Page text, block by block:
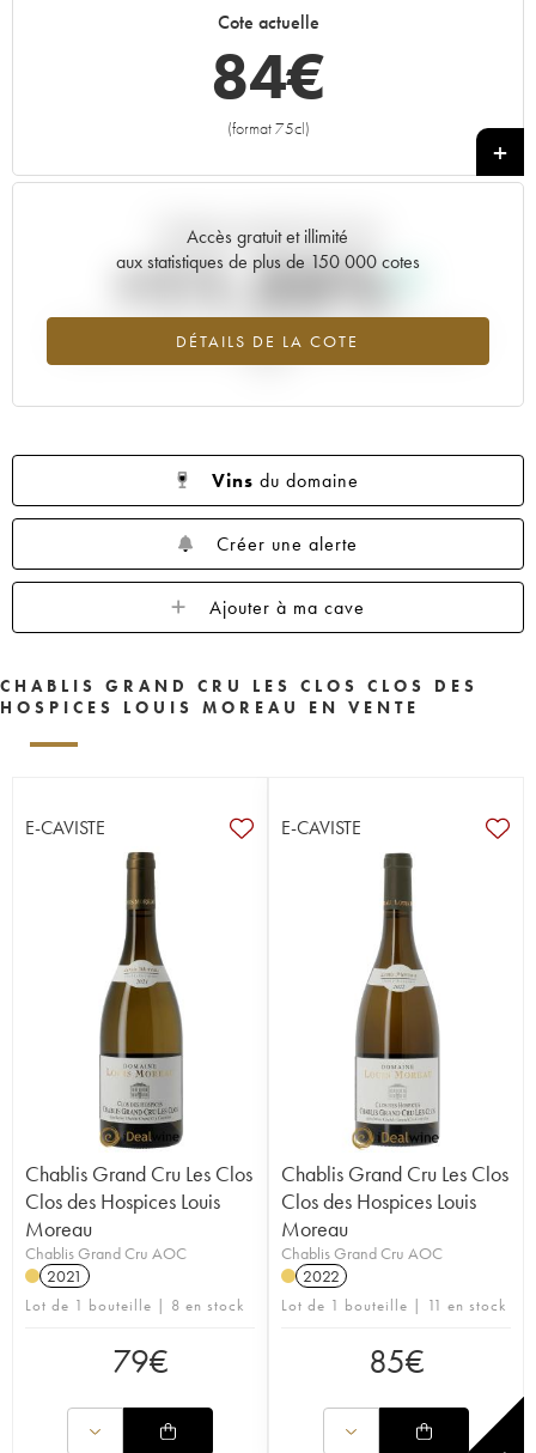
Cote actuelle
84€
(format 75cl)
+
Accès gratuit et illimité
aux statistiques de plus de 150 000 cotes
DÉTAILS DE LA COTE
Tendance actuelle de la cote
+11.25%
Tendance à la hausse du millésime 2004 en 2026 par rapport à
Vins du domaine
Créer une alerte
Ajouter à ma cave
CHABLIS GRAND CRU LES CLOS CLOS DES
HOSPICES LOUIS MOREAU EN VENTE
E-CAVISTE
Chablis Grand Cru Les Clos
Clos des Hospices Louis
Moreau
Chablis Grand Cru AOC
2021
Lot de 1 bouteille | 8 en stock
79€
E-CAVISTE
Chablis Grand Cru Les Clos
Clos des Hospices Louis
Moreau
Chablis Grand Cru AOC
2022
Lot de 1 bouteille | 11 en stock
85€